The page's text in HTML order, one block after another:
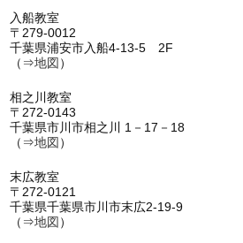
入船教室
〒279-0012
千葉県浦安市入船4-13-5 2F
（⇒地図 ）
相之川教室
〒272-0143
千葉県市川市相之川 1－17－18
（⇒地図 ）
末広教室
〒272-0121
千葉県千葉県市川市末広2-19-9
（⇒地図 ）